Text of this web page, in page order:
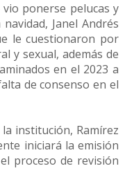
ponerse pelucas y
Janel Andrés
le cuestionaron por
y sexual, además de
en el 2023 a
de consenso en el
institución, Ramírez
iniciará la emisión
proceso de revisión